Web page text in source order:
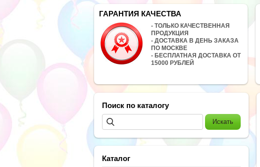
ГАРАНТИЯ КАЧЕСТВА
- ТОЛЬКО КАЧЕСТВЕННАЯ
ПРОДУКЦИЯ
- ДОСТАВКА В ДЕНЬ ЗАКАЗА
ПО МОСКВЕ
- БЕСПЛАТНАЯ ДОСТАВКА ОТ
15000 РУБЛЕЙ
Поиск по каталогу
Каталог